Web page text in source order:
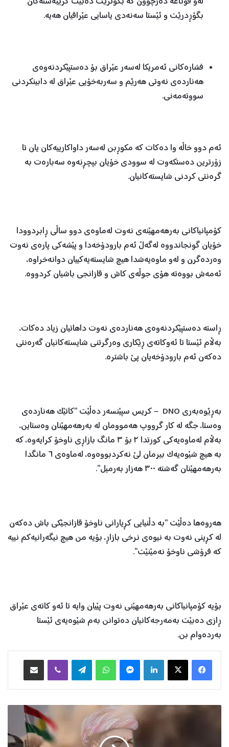
بگۆڕدرێت و ئێستا سەنەدی یاسایی عێراقیان هەیە.
فشارەکانی ئەمریکا لەسەر عێراق بۆ دەستپێکردنەوەی
هەناردەی نەوتی هەرێم و سەربەخۆیی عێراق لە دابینکردنی
سووتەمەنی.
ئەم دوو خاڵە وا دەکات کە مکوڕبن لەسەر داواکارییەکان یان تا
زۆرترین دەستکەوت لە سوودی خۆیان بپچڕنەوە سەبارەت بە
گرەنتی کردنی شایستەکانیان.
کۆمپانیاکانی بەرهەمهێنەی نەوت لەماوەی دوو ساڵی ڕابردوودا
خۆیان گونجاندووە لەگەڵ ئەم بارودۆخەدا و پێشەکی پارەی نەوت
وەردەگرن و لەو ماوەیەشدا هیچ شایستەیەکییان دوانەخراوە،
ئەمەش بووەتە هۆی جوڵەی کاش و قازانجی باشیان کردووە.
ڕاستە دەستپێکردنەوەی هەناردەی نەوت داهاتیان زیاد دەکات،
بەڵام ئێستا تا ئەوکاتەی ڕێکاری وەرگرتنی شایستەکانیان گەرەنتی
دەکەن ئەم بارودۆخەیان پێ باشترە.
بەڕێوەبەری DNO – کریس سپێنسەر دەڵێت “کاتێک هەناردەی
وەستا، جگە لە کار گرووپ هەموومان لە بەرهەمهێنان وەستاین،
بەڵام لەماوەیەکی کورتدا ٢ بۆ ٣ مانگ بازاڕی ناوخۆ کرایەوە، کە
بە هیچ شێوەیەک بیرمان لێ نەکردبووەوە، لەماوەی ٦ مانگدا
بەرهەمهێنان گەشتە ٣٠٠ هەزار بەرمیل”.
هەروەها دەڵێت “بە دڵنیایی کڕیارانی ناوخۆ قازانجێکی باش دەکەن
لە کڕینی نەوت بە نیوەی نرخی بازاڕ، بۆیە من هیچ نیگەرانیەکم نییە
کە فرۆشی ناوخۆ نەمێنێت”.
بۆیە کۆمپانیاکانی بەرهەمهێنی نەوت پێیان وایە تا ئەو کاتەی عێراق
ڕازی دەبێت بەمەرجەکانیان دەتوانن بەم شێوەیەی ئێستا
بەردەوام بن.
X
Telegram